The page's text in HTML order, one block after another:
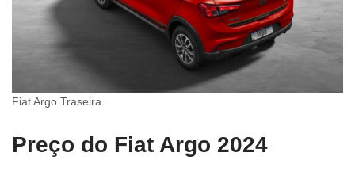
Fiat Argo Traseira.
Preço do Fiat Argo 2024